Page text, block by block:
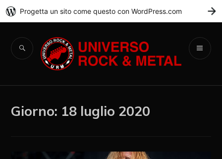
Universo Rock &
Metal
Giorno: 18 luglio 2020
Progetta un sito come questo con WordPress.com